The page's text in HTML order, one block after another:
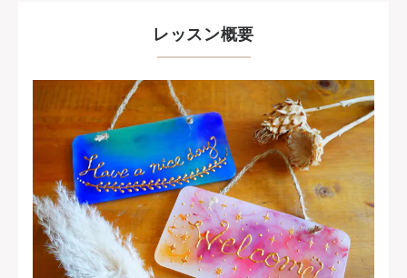
レッスン概要